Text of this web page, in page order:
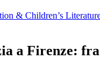
& Children’s
a Firenze: